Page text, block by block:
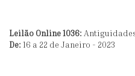
Leilão Online 1036:
De: 16 a 22 de Janeiro - 2023